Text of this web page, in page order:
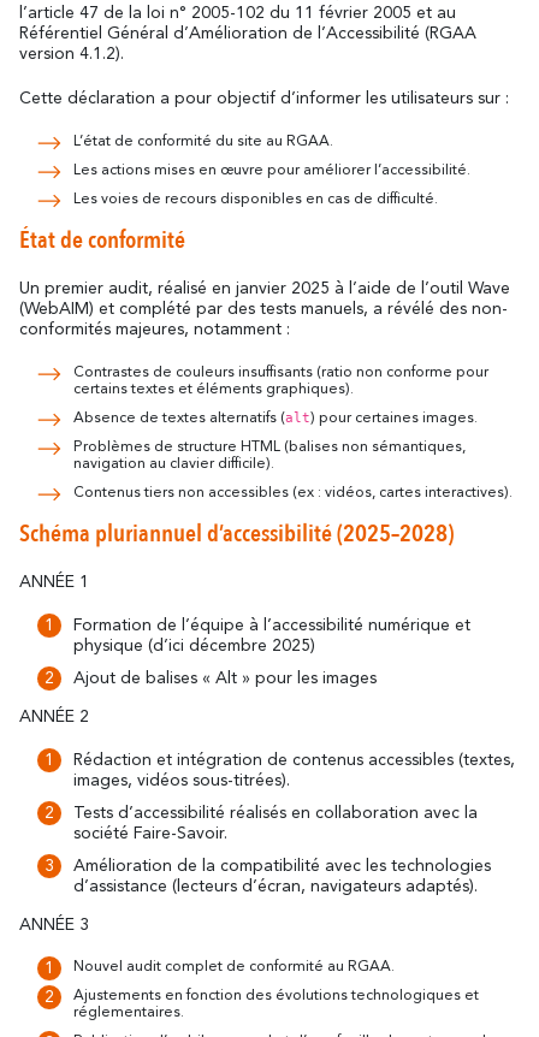
Là où l’histoirerésonne
Le Lac de la Cavayère
Le Canal du Midi
Là où la naturerésonne
Autour de Carcassonne
Et aussi...
Les vignobles
St Jacques de Compostelle
Détente & Bien-
Que faire à
Destination écoresponsable
Tourisme & handicap
Partenaires
Boutique en ligne
Contact Brochures
FAQ Nos Bureaux
Découvrez tous les grands évènements
Le Festival de Carcassonne,
Noël, la Féria, le Tour de France... sont des
moments inoubliables à Carcassonne.
Tous les temps forts
l’article 47 de la loi n° 2005-102 du 11 février 2005 et au
Référentiel Général d’Amélioration de l’Accessibilité (RGAA
version 4.1.2).
Cette déclaration a pour objectif d’informer les utilisateurs sur :
L’état de conformité du site au RGAA.
Les actions mises en œuvre pour améliorer l’accessibilité.
Les voies de recours disponibles en cas de difficulté.
État de conformité
Un premier audit, réalisé en janvier 2025 à l’aide de l’outil Wave
(WebAIM) et complété par des tests manuels, a révélé des non-
conformités majeures, notamment :
Contrastes de couleurs insuffisants (ratio non conforme pour
certains textes et éléments graphiques).
Absence de textes alternatifs (alt) pour certaines images.
Problèmes de structure HTML (balises non sémantiques,
navigation au clavier difficile).
Contenus tiers non accessibles (ex : vidéos, cartes interactives).
Schéma pluriannuel d’accessibilité (2025–2028)
ANNÉE 1
Formation de l’équipe à l’accessibilité numérique et
physique (d’ici décembre 2025)
Ajout de balises « Alt » pour les images
ANNÉE 2
Rédaction et intégration de contenus accessibles (textes,
images, vidéos sous-titrées).
Tests d’accessibilité réalisés en collaboration avec la
société Faire-Savoir.
Amélioration de la compatibilité avec les technologies
d’assistance (lecteurs d’écran, navigateurs adaptés).
ANNÉE 3
Nouvel audit complet de conformité au RGAA.
Ajustements en fonction des évolutions technologiques et
réglementaires.